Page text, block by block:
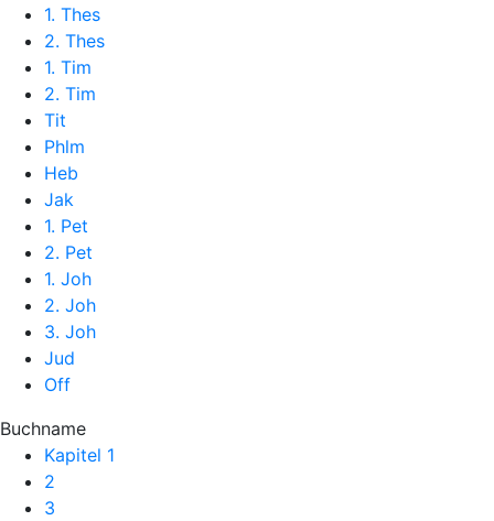
1. Thes
2. Thes
1. Tim
2. Tim
Tit
Phlm
Heb
Jak
1. Pet
2. Pet
1. Joh
2. Joh
3. Joh
Jud
Off
Buchname
Kapitel 1
2
3